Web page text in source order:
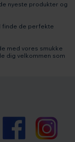
nyeste produkter og
finde de perfekte
med vores smukke
dig velkommen som